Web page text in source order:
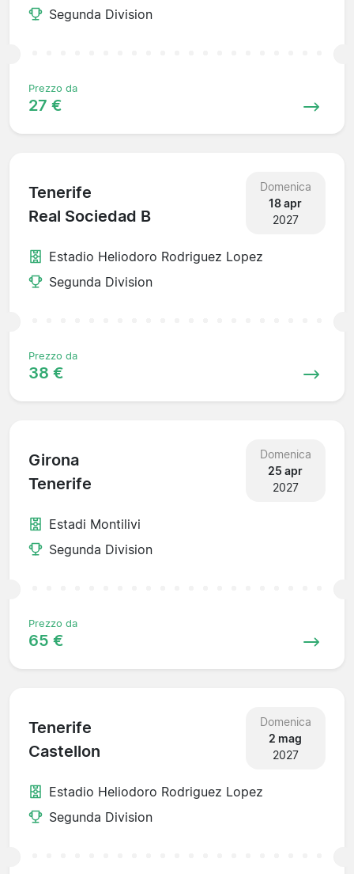
Segunda Division
Prezzo da
27 €
Tenerife
Real Sociedad B
Domenica
18 apr
2027
Estadio Heliodoro Rodriguez Lopez
Segunda Division
Prezzo da
38 €
Girona
Tenerife
Domenica
25 apr
2027
Estadi Montilivi
Segunda Division
Prezzo da
65 €
Tenerife
Castellon
Domenica
2 mag
2027
Estadio Heliodoro Rodriguez Lopez
Segunda Division